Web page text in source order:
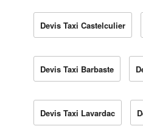
Devis Taxi Castelculier
Devis Taxi Barbaste
Devis Taxi Lavardac